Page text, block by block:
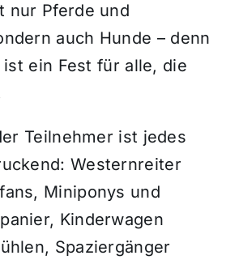
nur Pferde und
auch Hunde – denn
ein Fest für alle, die
Teilnehmer ist jedes
Westernreiter
Miniponys und
Kinderwagen
Spaziergänger